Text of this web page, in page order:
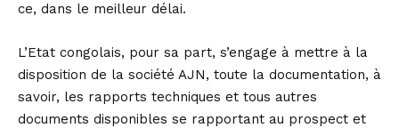
ce, dans le meilleur délai.
L’Etat congolais, pour sa part, s’engage à mettre à la
disposition de la société AJN, toute la documentation, à
savoir, les rapports techniques et tous autres
documents disponibles se rapportant au prospect et